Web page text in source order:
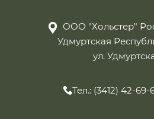
ООО "Хольстер"
Удмуртская
ул.
Тел.: (3412) 42-69-